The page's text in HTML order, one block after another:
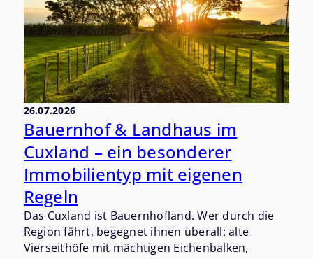
26.07.2026
Bauernhof & Landhaus im
Cuxland – ein besonderer
Immobilientyp mit eigenen
Regeln
Das Cuxland ist Bauernhofland. Wer durch die
Region fährt, begegnet ihnen überall: alte
Vierseithöfe mit mächtigen Eichenbalken,